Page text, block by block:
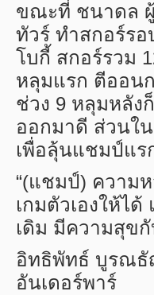
ขณะที่ ชนาดล
ทัวร์ ทำสกอร์รอ
โบกี้ สกอร์รวม
หลุมแรก ตีออน
ช่วง 9 หลุมหลัง
ออกมาดี ส่วนใน
เพื่อลุ้นแชมป์แร
“(แชมป์) ความ
เกมตัวเองให้ไ
เดิม มีความสุข
อิทธิพัทธ์ บูรณ
อันเดอร์พาร์